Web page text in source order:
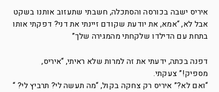
איריס ישבה בכורסה והסתכלה, חשבתי שתעזוב אותנו בשקט
אבל לא, “אמא, את יודעת שקודם זיינתי את דני? דפקתי אותו
בתחת עם הדילדו שלקחתי מהמגירה שלך”
דפנה בכתה, ידעתי את זה למרות שלא ראיתי, “איריס,
מספיק!” צעקתי.
“ואם לא?” איריס רק צחקה בקול, “מה תעשה לי? תרביץ לי? “